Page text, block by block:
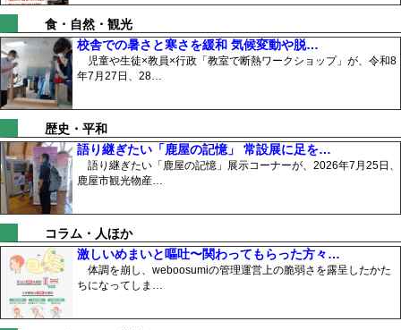
食・自然・観光
校舎での暑さと寒さを緩和 気候変動や脱…
児童や生徒×教員×行政「教室で断熱ワークショップ」が、令和8
年7月27日、28…
歴史・平和
語り継ぎたい「鹿屋の記憶」 常設展に足を…
語り継ぎたい「鹿屋の記憶」展示コーナーが、2026年7月25日、
鹿屋市観光物産…
コラム・人ほか
激しいめまいと嘔吐〜関わってもらった方々…
体調を崩し、weboosumiの管理運営上の脆弱さを露呈したかた
ちになってしま…